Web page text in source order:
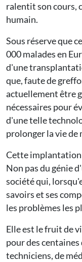
ralentit son cours,
humain.
Sous réserve que
000 malades en
d'une
que, faute de
actuellement être
nécessaires pour
d'une telle
prolonger la vie de
Cette implantation
Non pas du génie
société qui,
savoirs et ses
les problèmes les
Elle est le fruit de
pour des
techniciens, de